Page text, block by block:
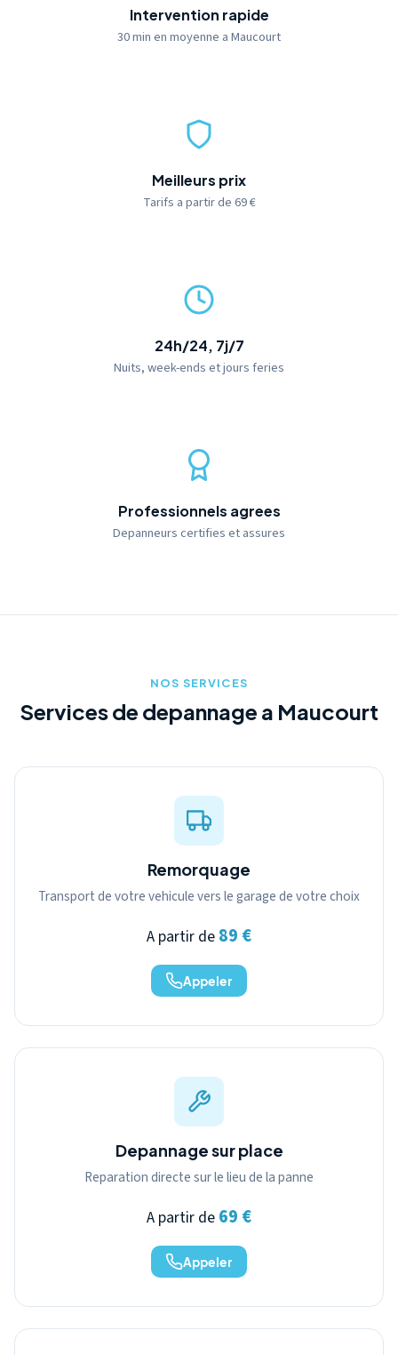
Intervention rapide
30 min en moyenne a Maucourt
Meilleurs prix
Tarifs a partir de 69 €
24h/24, 7j/7
Nuits, week-ends et jours feries
Professionnels agrees
Depanneurs certifies et assures
NOS SERVICES
Services de depannage a Maucourt
Remorquage
Transport de votre vehicule vers le garage de votre choix
A partir de 89 €
Appeler
Depannage sur place
Reparation directe sur le lieu de la panne
A partir de 69 €
Appeler